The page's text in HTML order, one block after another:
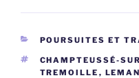
CATÉGORIES
POURSUITES ET
ÉTIQUETTES
CHAMPTEUSSÉ-
TREMOILLE ,